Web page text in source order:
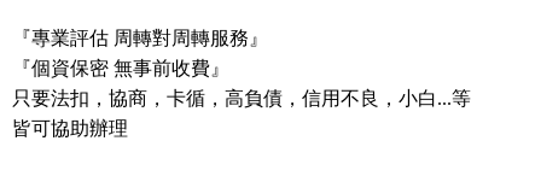
『專業評估 周轉對周轉服務』
『個資保密 無事前收費』
只要法扣，協商，卡循，高負債，信用不良，小白...等
皆可協助辦理